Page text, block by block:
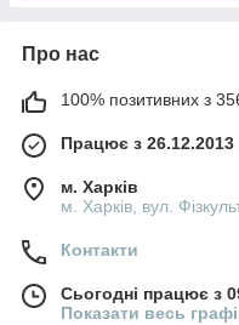
Про нас
100% позитивних з 356
Працює з 26.12.2013
м. Харків
м. Харків, вул.
Контакти
Сьогодні працює з
Показати весь